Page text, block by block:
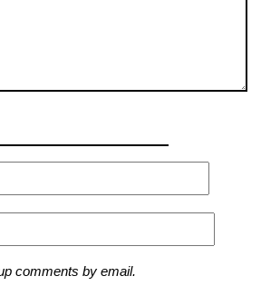
comments by email.